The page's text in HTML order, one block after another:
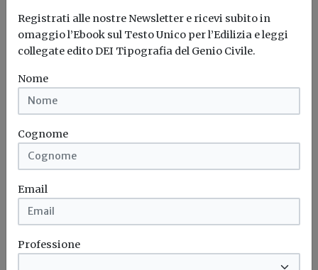
Redazione Build News
L'Agenzia delle Entrate ha aggiornato ad Agosto 2019 la
Fiscale
Registrati alle nostre Newsletter e ricevi subito in
omaggio l’Ebook sul Testo Unico per l’Edilizia e leggi
collegate edito DEI Tipografia del Genio Civile.
Nome
Cognome
Email
Professione